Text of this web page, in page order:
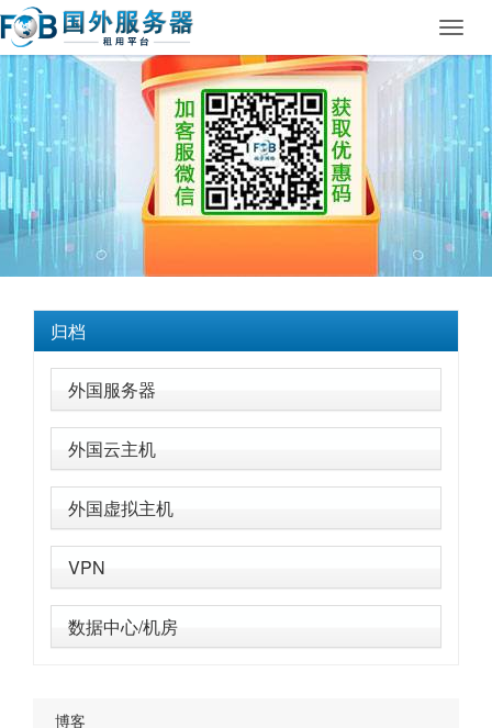
归档
外国服务器
外国云主机
外国虚拟主机
VPN
数据中心/机房
博客